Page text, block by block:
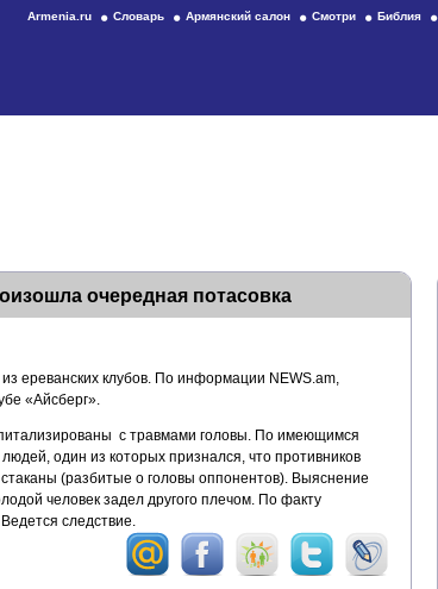
Armenia.ru Словарь Армянский салон Смотри Библия
очередная потасовка
ереванских клубов. По информации NEWS.am,
«Айсберг».
с травмами головы. По имеющимся
один из которых признался, что противников
(разбитые о головы оппонентов). Выяснение
человек задел другого плечом. По факту
следствие.